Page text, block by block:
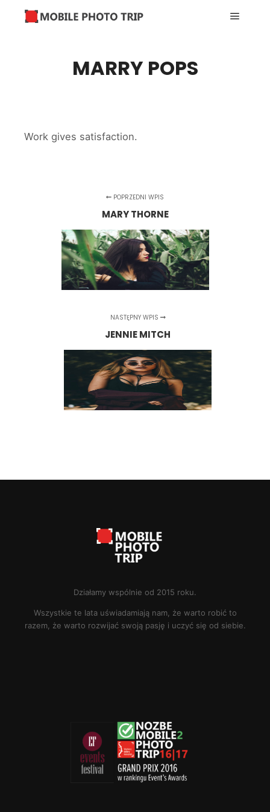
MARRY POPS
Work gives satisfaction.
POPRZEDNI WPIS
MARY THORNE
NASTĘPNY WPIS
JENNIE MITCH
Działamy wspólnie od 2015 roku.
Wszystkie te lata uświadamiają nam, że warto robić to
razem, że warto rozwijać swoją pasję i uczyć się od siebie.